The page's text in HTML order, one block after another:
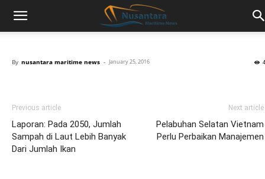
By nusantara maritime news - January 25, 2016
Previous article
Laporan: Pada 2050, Jumlah
Sampah di Laut Lebih Banyak
Dari Jumlah Ikan
Next article
Pelabuhan Selatan Vietnam
Perlu Perbaikan Manajemen